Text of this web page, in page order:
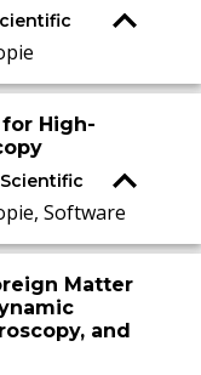
for High-
Software
Matter
and